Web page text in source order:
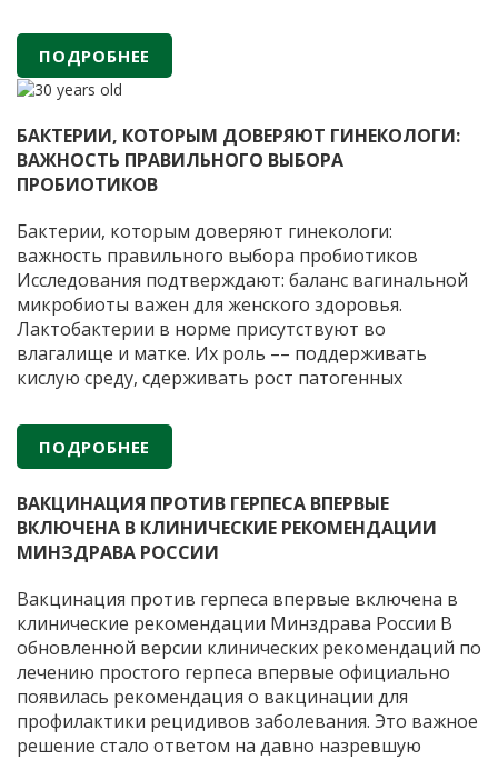
восстановления и поддержания естественного
баланса микрофлоры. Препарат был создан на
основе научных исследований Института
«ФИРМА
«ВИТАФАРМА»
лет
научных
разработок
и
производства
пробиотических
препаратов
ПОДРОБНЕЕ
БАКТЕРИИ, КОТОРЫМ ДОВЕРЯЮТ ГИНЕКОЛОГИ:
ВАЖНОСТЬ ПРАВИЛЬНОГО ВЫБОРА
ПРОБИОТИКОВ
Бактерии, которым доверяют гинекологи:
важность правильного выбора пробиотиков
Исследования подтверждают: баланс вагинальной
микробиоты важен для женского здоровья.
Лактобактерии в норме присутствуют во
влагалище и матке. Их роль –– поддерживать
кислую среду, сдерживать рост патогенных
Когда лактобактерий недостаточно из-за приема
антибиотиков или гормональных сбоев, могут
помочь препараты с пробиотиками. Важно, чтобы
ПОДРОБНЕЕ
ВАКЦИНАЦИЯ ПРОТИВ ГЕРПЕСА ВПЕРВЫЕ
ВКЛЮЧЕНА В КЛИНИЧЕСКИЕ РЕКОМЕНДАЦИИ
МИНЗДРАВА РОССИИ
Вакцинация против герпеса впервые включена в
клинические рекомендации Минздрава России В
обновленной версии клинических рекомендаций по
лечению простого герпеса впервые официально
появилась рекомендация о вакцинации для
профилактики рецидивов заболевания. Это важное
решение стало ответом на давно назревшую